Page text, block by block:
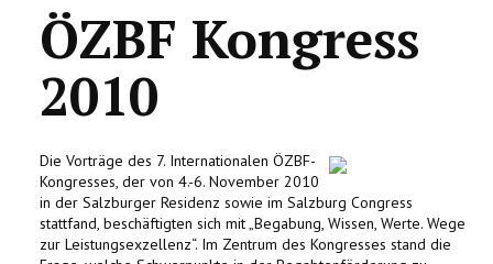
AKTIVITÄTEN
LITERATUREMPFEHLUNGEN
KONTAKT
ÖZBF Kongress
2010
Die Vorträge des 7. Internationalen ÖZBF-
Kongresses, der von 4.-6. November 2010
in der Salzburger Residenz sowie im Salzburg Congress
stattfand, beschäftigten sich mit „Begabung, Wissen, Werte. Wege
zur Leistungsexzellenz“. Im Zentrum des Kongresses stand die